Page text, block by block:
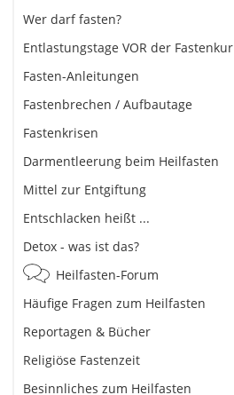
Wer darf fasten?
Entlastungstage VOR der Fastenkur
Fasten-Anleitungen
Fastenbrechen / Aufbautage
Fastenkrisen
Darmentleerung beim Heilfasten
Mittel zur Entgiftung
Entschlacken heißt ...
Detox - was ist das?
Heilfasten-Forum
Häufige Fragen zum Heilfasten
Reportagen & Bücher
Religiöse Fastenzeit
Besinnliches zum Heilfasten